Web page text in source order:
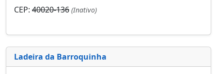
CEP: 40020-136 (Inativo)
Ladeira da Barroquinha